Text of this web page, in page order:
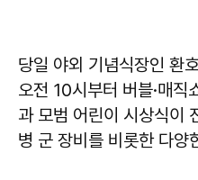
당일 야외 기념식장인 환
오전 10시부터 버블·매직
과 모범 어린이 시상식이
병 군 장비를 비롯한 다양